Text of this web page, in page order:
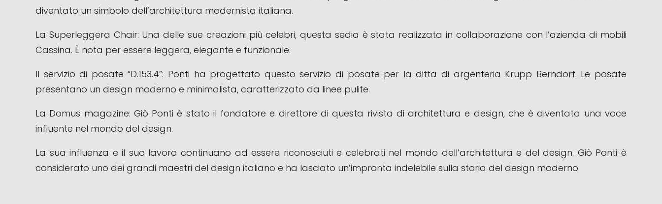
diventato un simbolo dell’architettura modernista italiana.
La Superleggera Chair: Una delle sue creazioni più celebri, questa sedia è stata realizzata in collaborazione con l’azienda di mobili
Cassina. È nota per essere leggera, elegante e funzionale.
Il servizio di posate “D.153.4”: Ponti ha progettato questo servizio di posate per la ditta di argenteria Krupp Berndorf. Le posate
presentano un design moderno e minimalista, caratterizzato da linee pulite.
La Domus magazine: Giò Ponti è stato il fondatore e direttore di questa rivista di architettura e design, che è diventata una voce
influente nel mondo del design.
La sua influenza e il suo lavoro continuano ad essere riconosciuti e celebrati nel mondo dell’architettura e del design. Giò Ponti è
considerato uno dei grandi maestri del design italiano e ha lasciato un’impronta indelebile sulla storia del design moderno.